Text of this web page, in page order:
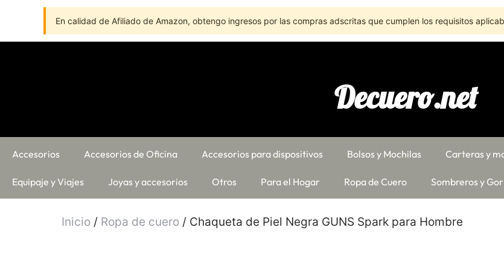
En calidad de Afiliado de Amazon, obtengo ingresos por las compras adscritas que cumplen los requisitos
Decuero.net
Accesorios Accesorios de Oficina Accesorios para dispositivos Bolsos y Mochilas Carteras y
Equipaje y Viajes Joyas y accesorios Otros Para el Hogar Ropa de Cuero Sombreros y
Inicio / Ropa de cuero / Chaqueta de Piel Negra GUNS Spark para Hombre